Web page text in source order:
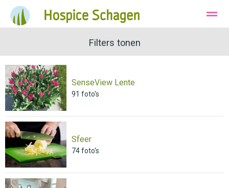
Huisvesting Wie zijn wij
Bellen Instagram E-mail
Filters tonen
SenseView Lente
91 foto's
Sfeer
74foto's